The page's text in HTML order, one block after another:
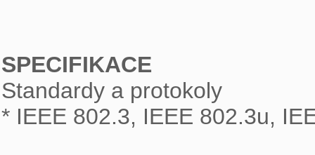
SPECIFIKACE
Standardy a protokoly
* IEEE 802.3, IEEE 802.3u,